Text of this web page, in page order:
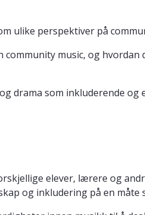
ulike perspektiver på
community music, og
drama som inkluderende
elever, lærere og
og inkludering på en